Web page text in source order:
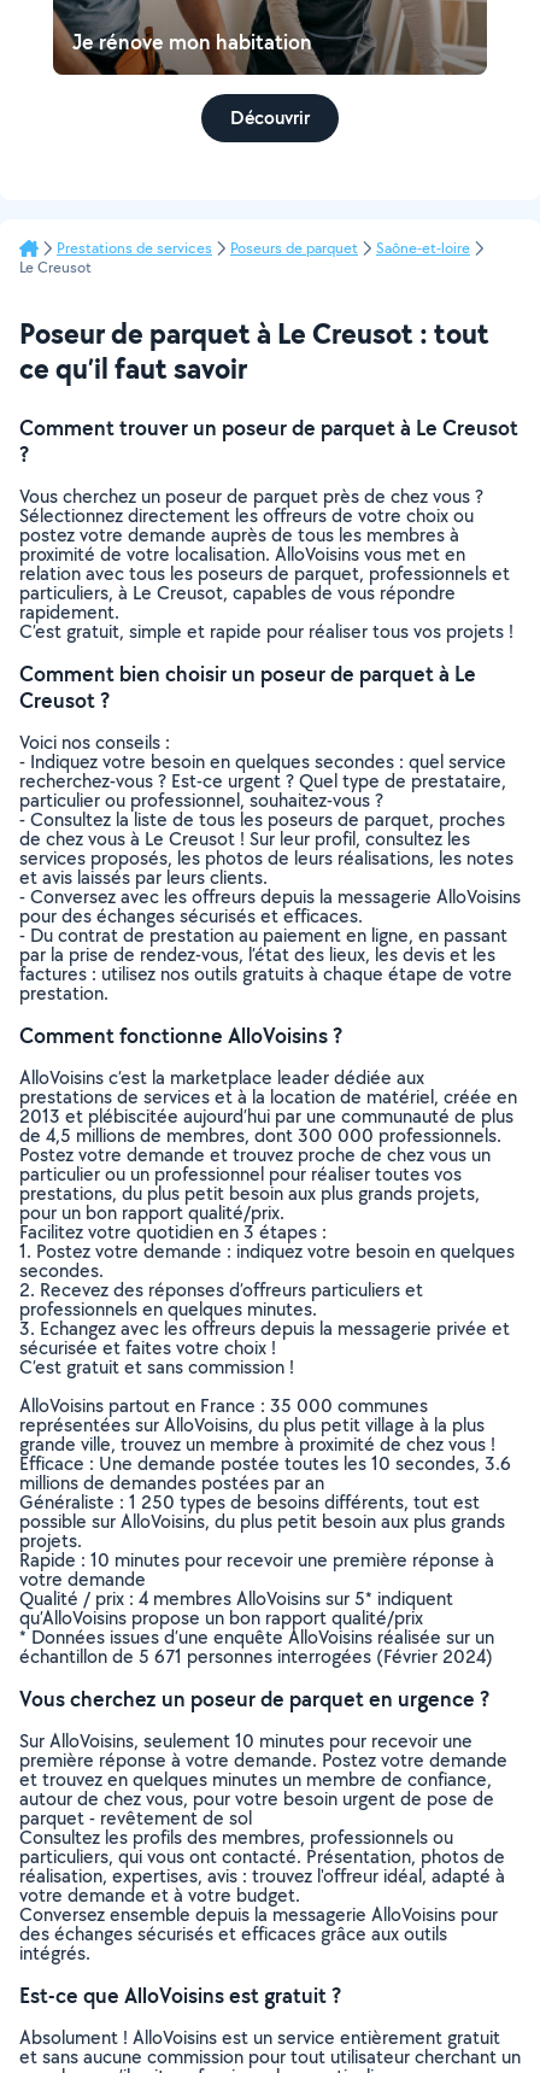
Je rénove mon habitation
Découvrir
Prestations de services Poseurs de parquet
Saône-et-loire
Le Creusot
Poseur de parquet à Le Creusot : tout
ce qu’il faut savoir
Comment trouver un poseur de parquet à Le Creusot
?
Vous cherchez un poseur de parquet près de chez vous ?
Sélectionnez directement les offreurs de votre choix ou
postez votre demande auprès de tous les membres à
proximité de votre localisation. AlloVoisins vous met en
relation avec tous les poseurs de parquet, professionnels et
particuliers, à Le Creusot, capables de vous répondre
rapidement.
C’est gratuit, simple et rapide pour réaliser tous vos projets !
Comment bien choisir un poseur de parquet à Le
Creusot ?
Voici nos conseils :
- Indiquez votre besoin en quelques secondes : quel service
recherchez-vous ? Est-ce urgent ? Quel type de prestataire,
particulier ou professionnel, souhaitez-vous ?
- Consultez la liste de tous les poseurs de parquet, proches
de chez vous à Le Creusot ! Sur leur profil, consultez les
services proposés, les photos de leurs réalisations, les notes
et avis laissés par leurs clients.
- Conversez avec les offreurs depuis la messagerie AlloVoisins
pour des échanges sécurisés et efficaces.
- Du contrat de prestation au paiement en ligne, en passant
par la prise de rendez-vous, l’état des lieux, les devis et les
factures : utilisez nos outils gratuits à chaque étape de votre
prestation.
Comment fonctionne AlloVoisins ?
AlloVoisins c’est la marketplace leader dédiée aux
prestations de services et à la location de matériel, créée en
2013 et plébiscitée aujourd’hui par une communauté de plus
de 4,5 millions de membres, dont 300 000 professionnels.
Postez votre demande et trouvez proche de chez vous un
particulier ou un professionnel pour réaliser toutes vos
prestations, du plus petit besoin aux plus grands projets,
pour un bon rapport qualité/prix.
Facilitez votre quotidien en 3 étapes :
1. Postez votre demande : indiquez votre besoin en quelques
secondes.
2. Recevez des réponses d’offreurs particuliers et
professionnels en quelques minutes.
3. Echangez avec les offreurs depuis la messagerie privée et
sécurisée et faites votre choix !
C’est gratuit et sans commission !
AlloVoisins partout en France : 35 000 communes
représentées sur AlloVoisins, du plus petit village à la plus
grande ville, trouvez un membre à proximité de chez vous !
Efficace : Une demande postée toutes les 10 secondes, 3.6
millions de demandes postées par an
Généraliste : 1 250 types de besoins différents, tout est
possible sur AlloVoisins, du plus petit besoin aux plus grands
projets.
Rapide : 10 minutes pour recevoir une première réponse à
votre demande
Qualité / prix : 4 membres AlloVoisins sur 5* indiquent
qu’AlloVoisins propose un bon rapport qualité/prix
* Données issues d’une enquête AlloVoisins réalisée sur un
échantillon de 5 671 personnes interrogées (Février 2024)
Vous cherchez un poseur de parquet en urgence ?
Sur AlloVoisins, seulement 10 minutes pour recevoir une
première réponse à votre demande. Postez votre demande
et trouvez en quelques minutes un membre de confiance,
autour de chez vous, pour votre besoin urgent de pose de
parquet - revêtement de sol
Consultez les profils des membres, professionnels ou
particuliers, qui vous ont contacté. Présentation, photos de
réalisation, expertises, avis : trouvez l'offreur idéal, adapté à
votre demande et à votre budget.
Conversez ensemble depuis la messagerie AlloVoisins pour
des échanges sécurisés et efficaces grâce aux outils
intégrés.
Est-ce que AlloVoisins est gratuit ?
Absolument ! AlloVoisins est un service entièrement gratuit
et sans aucune commission pour tout utilisateur cherchant un